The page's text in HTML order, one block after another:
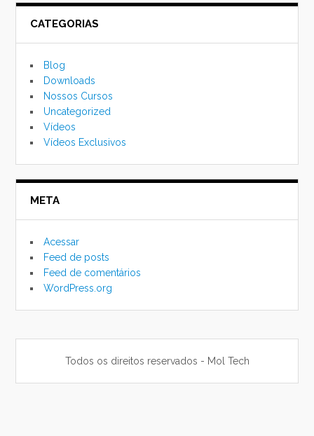
CATEGORIAS
Blog
Downloads
Nossos Cursos
Uncategorized
Vídeos
Vídeos Exclusivos
META
Acessar
Feed de posts
Feed de comentários
WordPress.org
Todos os direitos reservados - Mol Tech